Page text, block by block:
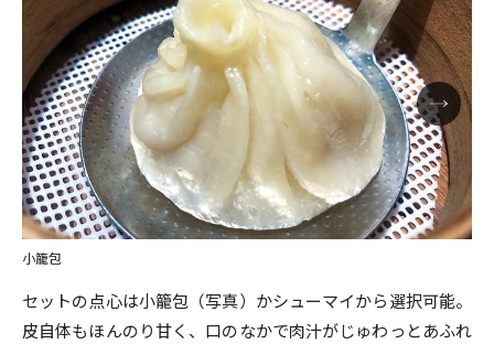
小籠包
セットの点心は小籠包（写真）かシューマイから選択可能。
皮自体もほんのり甘く、口のなかで肉汁がじゅわっとあふれ